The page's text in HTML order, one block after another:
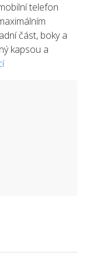
telefon
část, boky a
kapsou a